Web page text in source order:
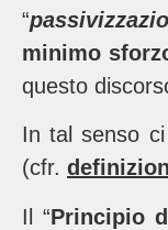
“
minimo
questo
In tal senso
(cfr.
Il “Principio